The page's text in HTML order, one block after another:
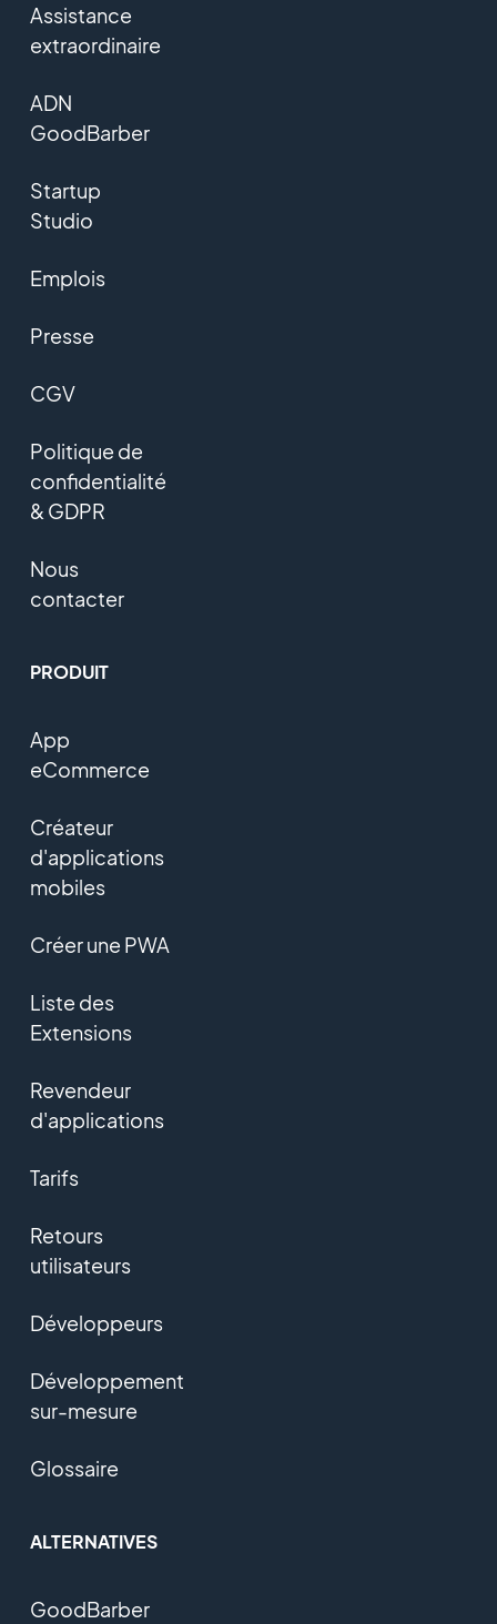
Assistance
extraordinaire
ADN
GoodBarber
Startup
Studio
Emplois
Presse
CGV
Politique de
confidentialité
& GDPR
Nous
contacter
PRODUIT
App
eCommerce
Créateur
d'applications
mobiles
Créer une PWA
Liste des
Extensions
Revendeur
d'applications
Tarifs
Retours
utilisateurs
Développeurs
Développement
sur-mesure
Glossaire
ALTERNATIVES
GoodBarber